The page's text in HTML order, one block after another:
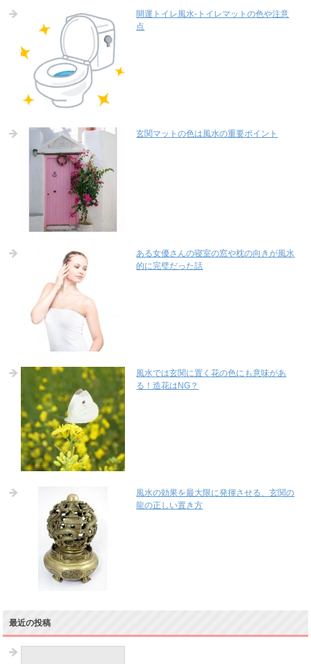
開運トイレ風水-トイレマットの色や注意
点
玄関マットの色は風水の重要ポイント
ある女優さんの寝室の窓や枕の向きが風水
的に完璧だった話
風水では玄関に置く花の色にも意味があ
る！造花はNG？
風水の効果を最大限に発揮させる、玄関の
龍の正しい置き方
最近の投稿